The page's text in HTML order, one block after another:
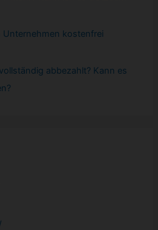
Unternehmen kostenfrei
abbezahlt? Kann es